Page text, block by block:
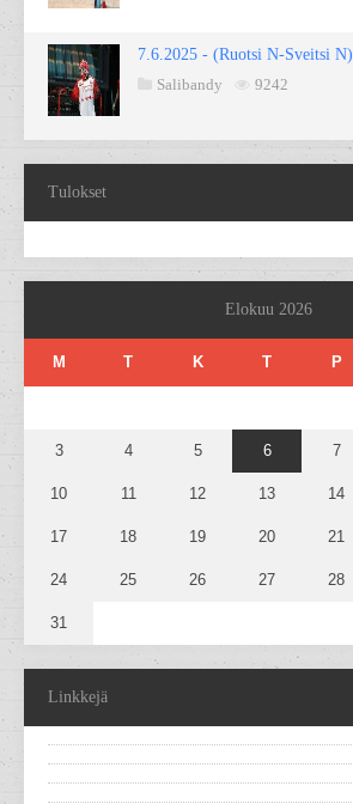
7.6.2025 - (Ruotsi N-Sveitsi N)
Salibandy
9242
Tulokset
Elokuu 2026
M T K T P
3 4 5 6 7
10 11 12 13 14
17 18 19 20 21
24 25 26 27 28
31
Linkkejä